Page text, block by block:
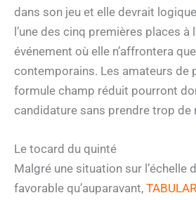
dans son jeu et elle devrait
l’une des cinq premières places à
événement où elle n’affrontera
contemporains. Les amateurs de
formule champ réduit pourront
candidature sans prendre trop de
Le tocard du quinté
Malgré une situation sur l’échelle
favorable qu’auparavant,